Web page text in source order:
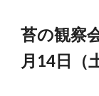
苔の観察
月14日（